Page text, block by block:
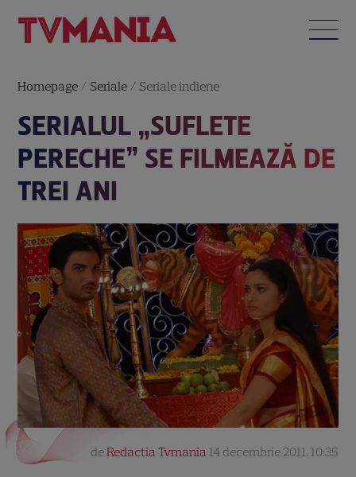
Homepage / Seriale / Seriale indiene
SERIALUL „SUFLETE
PERECHE” SE FILMEAZĂ DE
TREI ANI
deRedactia Tvmania 14 decembrie 2011, 10:35